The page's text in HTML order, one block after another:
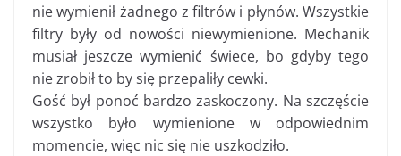
nie wymienił żadnego z filtrów i płynów. Wszystkie
filtry były od nowości niewymienione. Mechanik
musiał jeszcze wymienić świece, bo gdyby tego
nie zrobił to by się przepaliły cewki.
Gość był ponoć bardzo zaskoczony. Na szczęście
wszystko było wymienione w odpowiednim
momencie, więc nic się nie uszkodziło.